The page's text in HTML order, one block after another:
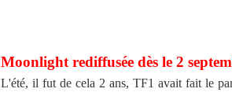
Moonlight rediffusée dès le 2
L'été, il fut de cela 2 ans, TF1 avait fait le